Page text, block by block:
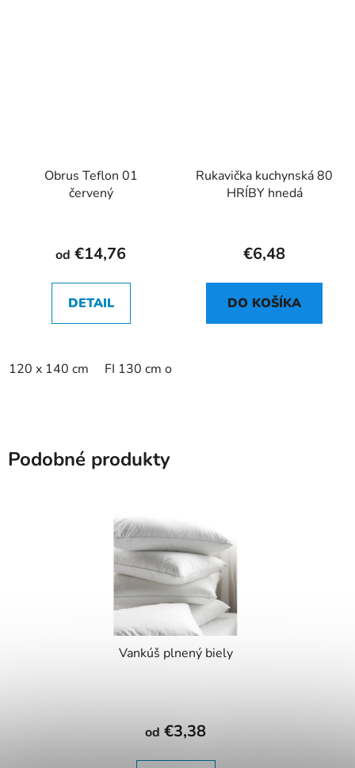
Obrus Teflon 01
červený
od €14,76
DETAIL
120 x 140 cm FI 130 cm okrúhly
Rukavička kuchynská 80
HRÍBY hnedá
€6,48
DO KOŠÍKA
Podobné produkty
Vankúš plnený biely
od €3,38